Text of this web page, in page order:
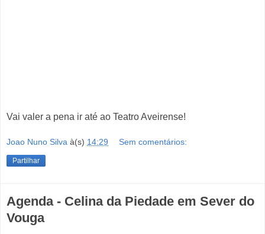
Vai valer a pena ir até ao Teatro Aveirense!
Joao Nuno Silva à(s) 14:29 Sem comentários:
Partilhar
Agenda - Celina da Piedade em Sever do
Vouga